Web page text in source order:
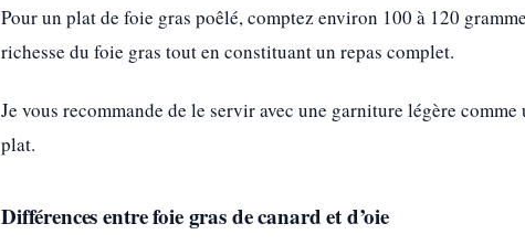
Pour un plat de foie gras poêlé, comptez environ 100 à 120
richesse du foie gras tout en constituant un repas complet.
Je vous recommande de le servir avec une garniture légère
plat.
Différences entre foie gras de canard et d’oie